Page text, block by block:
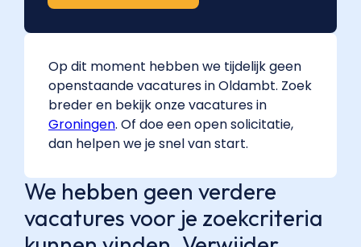
Op dit moment hebben we tijdelijk geen
openstaande vacatures in Oldambt. Zoek
breder en bekijk onze vacatures in
Groningen. Of doe een open solicitatie,
dan helpen we je snel van start.
We hebben geen verdere
vacatures voor je zoekcriteria